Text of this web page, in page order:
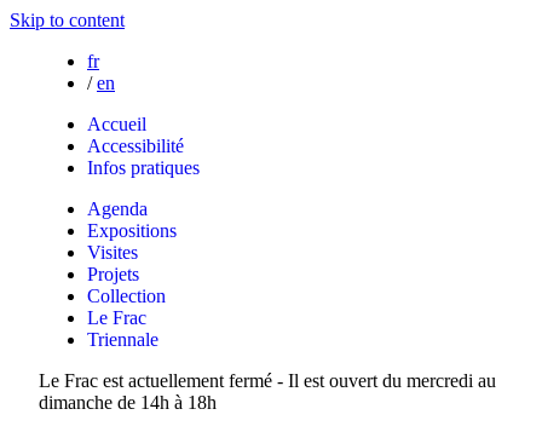
Skip to content
fr
/ en
Accueil
Accessibilité
Infos pratiques
Agenda
Expositions
Visites
Projets
Collection
Le Frac
Triennale
Le Frac est actuellement fermé - Il est ouvert du mercredi au
dimanche de 14h à 18h